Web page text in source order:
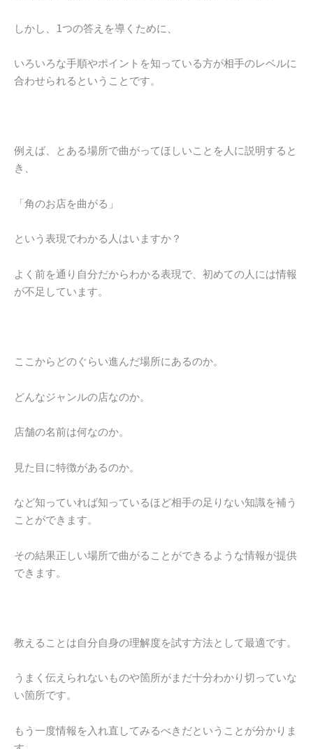
しかし、1つの答えを導くために、
いろいろな手順やポイントを知っている方が相手のレベルに
合わせられるということです。
例えば、とある場所で曲がってほしいことを人に説明すると
き、
「角のお店を曲がる」
という表現でわかる人はいますか？
よく前を通り自分だからわかる表現で、初めての人には情報
が不足しています。
ここからどのぐらい進んだ場所にあるのか。
どんなジャンルの店なのか。
店舗の名前は何なのか。
見た目に特徴があるのか。
など知っていれば知っているほど相手の足りない知識を補う
ことができます。
その結果正しい場所で曲がることができるような情報が提供
できます。
教えることは自分自身の理解度を試す方法として最適です。
うまく伝えられないものや箇所がまだ十分わかり切っていな
い箇所です。
もう一度情報を入れ直してみるべきだということが分かりま